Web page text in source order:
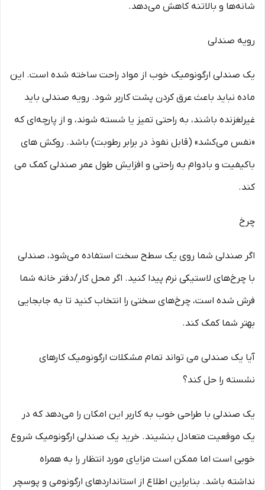
شانه‌ها و بالاتنه کاهش می‌دهد.
رویه صندلی
یک صندلی ارگونومیک خوب از مواد راحت ساخته شده است. این
ماده نباید باعث عرق کردن پشت کاربر شود. رویه صندلی باید
غیرلغزنده باشند، به راحتی تمیز یا شسته شوند، و از پارچه‌ای که
«نفس می‌کشد» (قابل نفوذ در برابر رطوبت) باشد. روکش های
باکیفیت و بادوام به راحتی و افزایش طول عمر صندلی کمک می
کند.
چرخ
اگر صندلی شما روی یک سطح سخت استفاده می‌شود، صندلی
با چرخ‌های لاستیکی نرم پیدا کنید. اگر محل کار/دفتر خانه شما
فرش شده است، چرخ‌های سختی را انتخاب کنید تا به جابجایی
بهتر شما کمک کند.
آیا یک صندلی می تواند تمام مشکلات ارگونومیک کارهای
نشسته را حل کند؟
یک صندلی با طراحی خوب به کاربر این امکان را می‌دهد که در
یک موقعیت متعادل بنشیند. خرید یک صندلی ارگونومیک شروع
خوبی است اما ممکن است مزایای مورد انتظار را به همراه
نداشته باشد. بنابراین اطلاع از استانداردهای ارگونومی و پوسچر